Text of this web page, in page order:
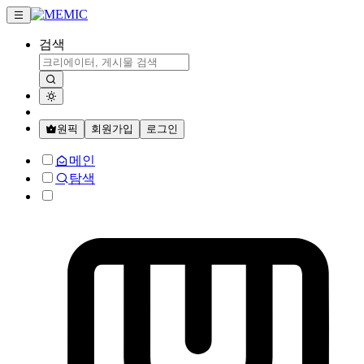
검색
원픽 회원가입 로그인
메인
탐색